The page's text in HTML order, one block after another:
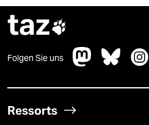
taz
Folgen Sie uns
Ressorts